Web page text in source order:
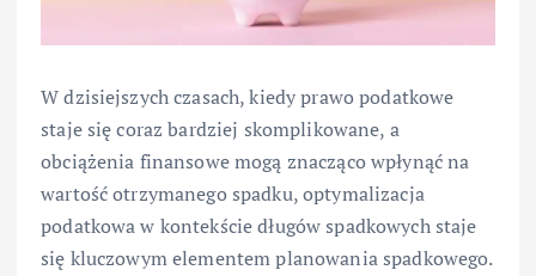
W dzisiejszych czasach, kiedy prawo podatkowe
staje się coraz bardziej skomplikowane, a
obciążenia finansowe mogą znacząco wpłynąć na
wartość otrzymanego spadku, optymalizacja
podatkowa w kontekście długów spadkowych staje
się kluczowym elementem planowania spadkowego.